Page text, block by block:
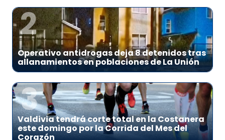
2
Operativo antidrogas deja 8 detenidos tras
allanamientos en poblaciones de La Unión
3
Valdivia tendrá corte total en la Costanera
este domingo por la Corrida del Mes del
Corazón